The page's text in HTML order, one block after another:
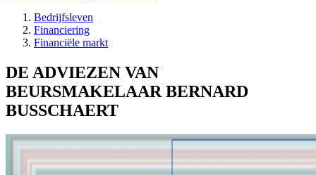
Bedrijfsleven
Financiering
Financiële markt
DE ADVIEZEN VAN
BEURSMAKELAAR BERNARD
BUSSCHAERT